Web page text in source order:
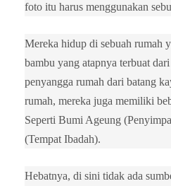
foto itu harus menggunakan
Mereka hidup di sebuah rumah
bambu yang atapnya terbuat
penyangga rumah dari batang
rumah, mereka juga memiliki
Seperti Bumi Ageung
(Tempat Ibadah).
Hebatnya, di sini tidak ada